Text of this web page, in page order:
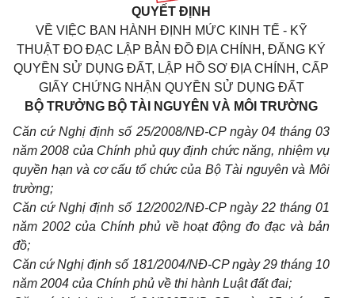
QUYẾT ĐỊNH
VỀ VIỆC BAN HÀNH ĐỊNH MỨC KINH TẾ - KỸ
THUẬT ĐO ĐẠC LẬP BẢN ĐỒ ĐỊA CHÍNH, ĐĂNG KÝ
QUYỀN SỬ DỤNG ĐẤT, LẬP HỒ SƠ ĐỊA CHÍNH, CẤP
GIẤY CHỨNG NHẬN QUYỀN SỬ DỤNG ĐẤT
BỘ TRƯỞNG BỘ TÀI NGUYÊN VÀ MÔI TRƯỜNG
Căn cứ Nghị định số 25/2008/NĐ-CP ngày 04 tháng 03
năm 2008 của Chính phủ quy định chức năng, nhiệm vụ
quyền hạn và cơ cấu tổ chức của Bộ Tài nguyên và Môi
trường;
Căn cứ Nghị định số 12/2002/NĐ-CP ngày 22 tháng 01
năm 2002 của Chính phủ về hoạt động đo đạc và bản
đồ;
Căn cứ Nghị định số 181/2004/NĐ-CP ngày 29 tháng 10
năm 2004 của Chính phủ về thi hành Luật đất đai;